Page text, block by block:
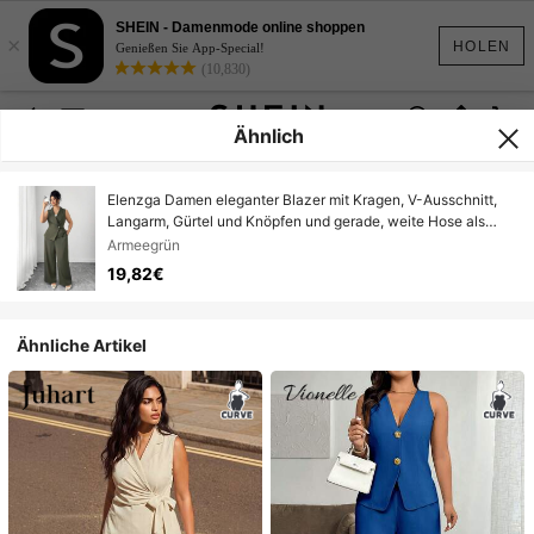
HOLEN
×
SHEIN - Damenmode online shoppen
Genießen Sie App-Special!
(10,830)
Ähnlich
Elenzga Damen eleganter Blazer mit Kragen, V-Ausschnitt,
Langarm, Gürtel und Knöpfen und gerade, weite Hose als
Anzug-Set
Armeegrün
19,82€
Ähnliche Artikel